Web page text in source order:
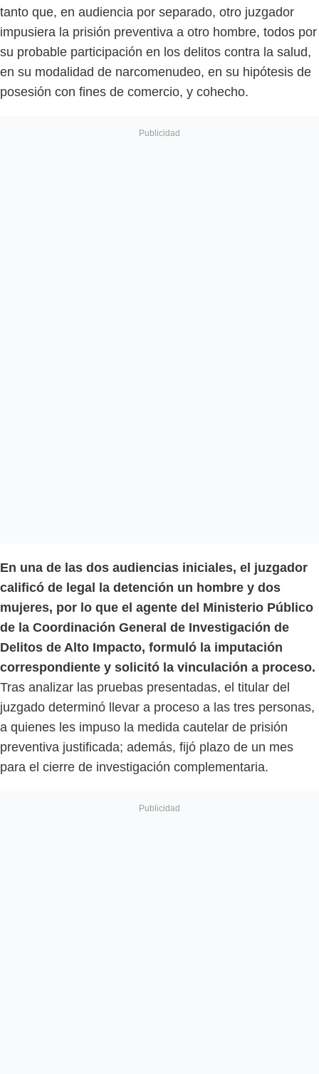
tanto que, en audiencia por separado, otro juzgador
impusiera la prisión preventiva a otro hombre, todos por
su probable participación en los delitos contra la salud,
en su modalidad de narcomenudeo, en su hipótesis de
posesión con fines de comercio, y cohecho.
En una de las dos audiencias iniciales, el juzgador
calificó de legal la detención un hombre y dos
mujeres, por lo que el agente del Ministerio Público
de la Coordinación General de Investigación de
Delitos de Alto Impacto, formuló la imputación
correspondiente y solicitó la vinculación a proceso.
Tras analizar las pruebas presentadas, el titular del
juzgado determinó llevar a proceso a las tres personas,
a quienes les impuso la medida cautelar de prisión
preventiva justificada; además, fijó plazo de un mes
para el cierre de investigación complementaria.